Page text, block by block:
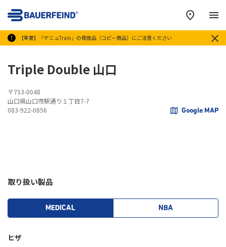
【重要】「ゲニュTrain」の模倣品（コピー商品）にご注意ください
メ
Triple Double 山口
〒753-0048
山口県山口市駅通り１丁目7-7
083-922-0856
Google MAP
取り扱い製品
MEDICAL NBA
ヒザ